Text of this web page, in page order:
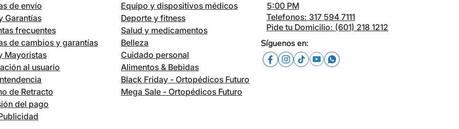
de envío
Garantías
frecuentes
de cambios y garantías
Mayoristas
al usuario
de Retracto
del pago
Equipo y dispositivos médicos
Deporte y fitness
Salud y medicamentos
Belleza
Cuidado personal
Alimentos & Bebidas
Black Friday - Ortopédicos Futuro
Mega Sale - Ortopédicos Futuro
5:00 PM
Telefonos: 317 594 7111
Pide tu Domicilio: (601) 218 1212
Síguenos en: